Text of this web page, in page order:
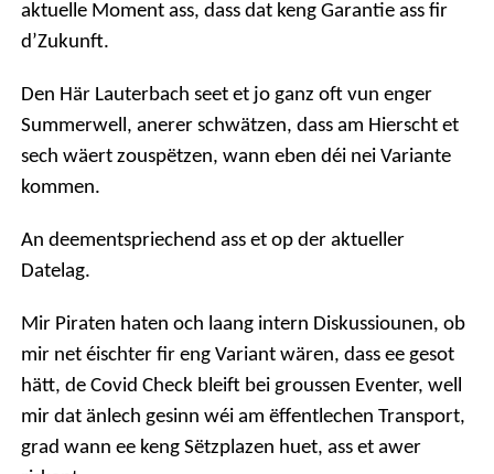
aktuelle Moment ass, dass dat keng Garantie ass fir
d’Zukunft.
Den Här Lauterbach seet et jo ganz oft vun enger
Summerwell, anerer schwätzen, dass am Hierscht et
sech wäert zouspëtzen, wann eben déi nei Variante
kommen.
An deementspriechend ass et op der aktueller
Datelag.
Mir Piraten haten och laang intern Diskussiounen, ob
mir net éischter fir eng Variant wären, dass ee gesot
hätt, de Covid Check bleift bei groussen Eventer, well
mir dat änlech gesinn wéi am ëffentlechen Transport,
grad wann ee keng Sëtzplazen huet, ass et awer